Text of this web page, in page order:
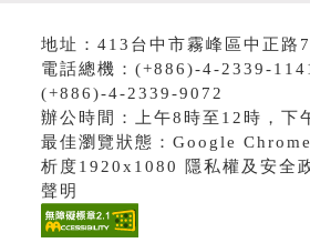
地址：413台中市霧峰區中正路
電話總機：(+886)-4-2339-
(+886)-4-2339-9072
辦公時間：上午8時至12時，下
最佳瀏覽狀態：Google
析度1920x1080 隱私權及安全
聲明